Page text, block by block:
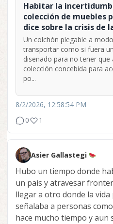
Habitar la
colección de muebles
dice sobre la crisis de
Un colchón plegable a
transportar como si fuera
diseñado para no tener que
colección concebida para
po...
8/2/2026, 12:58:54 PM
0
1
Asier Gallastegi
Hubo un tiempo donde
un pais y atravesar
llegar a otro donde la vida
señalaba a personas
hace mucho tiempo y aun